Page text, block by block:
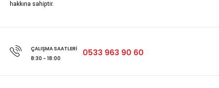
hakkına sahiptir.
ÇALIŞMA SAATLERI
8:30 - 18:00
0533 963 90 60